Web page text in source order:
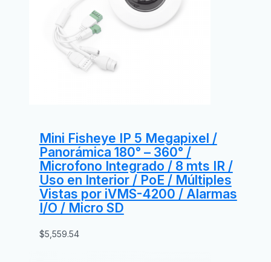
Mini Fisheye IP 5 Megapixel /
Panorámica 180° – 360° /
Microfono Integrado / 8 mts IR /
Uso en Interior / PoE / Múltiples
Vistas por iVMS-4200 / Alarmas
I/O / Micro SD
$5,559.54